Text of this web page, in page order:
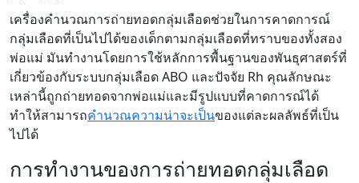
เครื่องคำนวณการถ่ายทอดกลุ่มเลือดช่วยในการคาดการณ์
กลุ่มเลือดที่เป็นไปได้ของเด็กตามกลุ่มเลือดที่ทราบของทั้งสอง
พ่อแม่ มันทำงานโดยการใช้หลักการพื้นฐานของพันธุศาสตร์ที่
เกี่ยวข้องกับระบบกลุ่มเลือด ABO และปัจจัย Rh คุณลักษณะ
เหล่านี้ถูกถ่ายทอดจากพ่อแม่และมีรูปแบบที่คาดการณ์ได้
ทำให้สามารถคำนวณความน่าจะเป็นของแต่ละผลลัพธ์ที่เป็น
ไปได้
การทำงานของการถ่ายทอดกลุ่มเลือด